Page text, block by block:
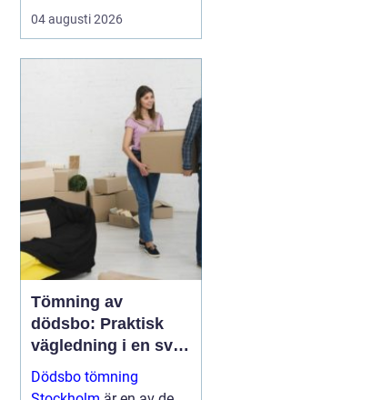
modern panna eller
värmepump. Utan rätt
försvinner en stor del av
effekten på vägen.
Många fastighetsägare
märker det som kalla
hörn, överhettad...
04 augusti 2026
Tömning av
dödsbo: Praktisk
vägledning i en svår
tid
Dödsbo tömning